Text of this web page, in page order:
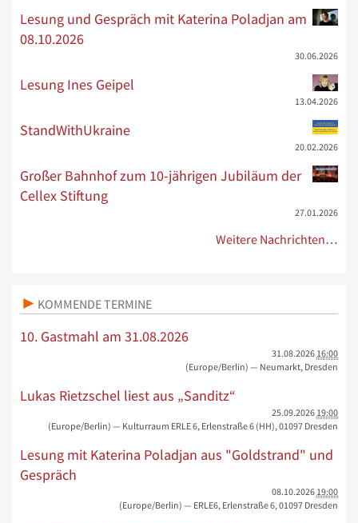
Lesung und Gespräch mit Katerina Poladjan am
08.10.2026
30.06.2026
Lesung Ines Geipel
13.04.2026
StandWithUkraine
20.02.2026
Großer Bahnhof zum 10-jährigen Jubiläum der
Cellex Stiftung
27.01.2026
Weitere Nachrichten…
KOMMENDE TERMINE
10. Gastmahl am 31.08.2026
31.08.2026 16:00
(Europe/Berlin) — Neumarkt, Dresden
Lukas Rietzschel liest aus „Sanditz“
25.09.2026 19:00
(Europe/Berlin) — Kulturraum ERLE 6, Erlenstraße 6 (HH), 01097 Dresden
Lesung mit Katerina Poladjan aus "Goldstrand" und
Gespräch
08.10.2026 19:00
(Europe/Berlin) — ERLE6, Erlenstraße 6, 01097 Dresden